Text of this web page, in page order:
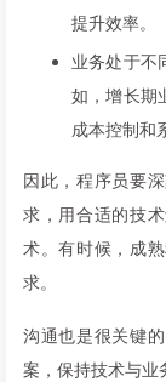
提升效率。
业务处于不
如，增长期
成本控制和
因此，程序员要
求，用合适的技
术。有时候，成
求。
沟通也是很关键
案，保持技术与业